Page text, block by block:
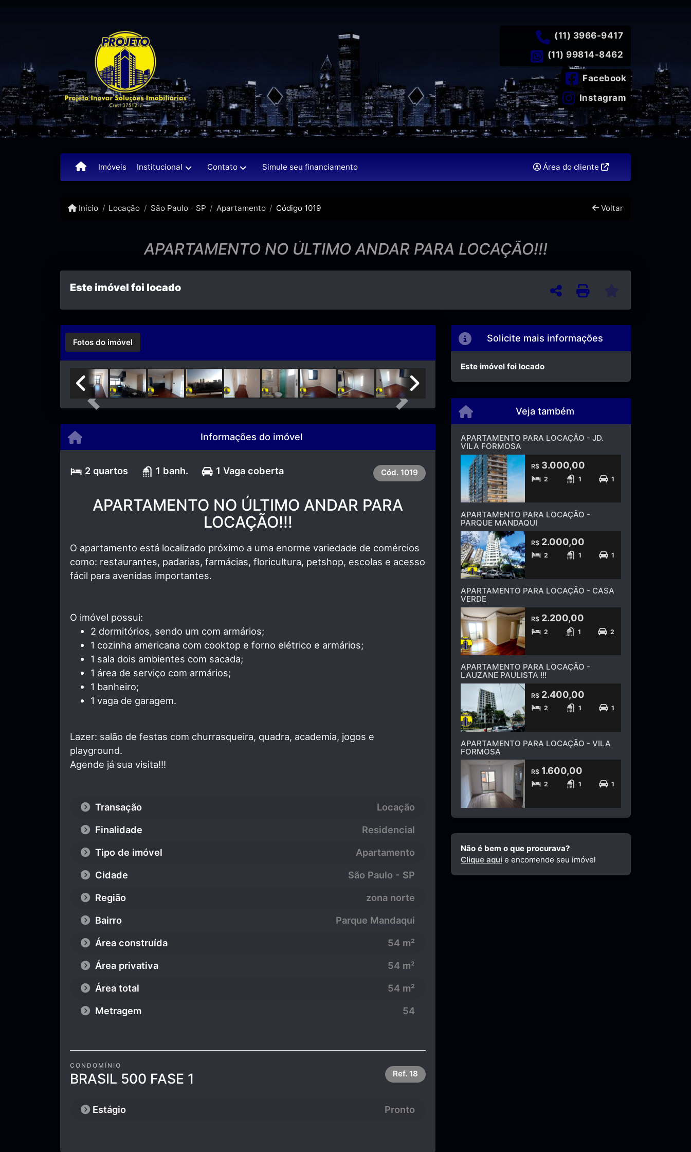
(11) 3966-9417
(11) 99814-8462
Facebook
Instagram
Imóveis Institucional Contato Simule seu financiamento Área do cliente
Início Locação São Paulo - SP Apartamento Código 1019 Voltar
APARTAMENTO NO ÚLTIMO ANDAR PARA LOCAÇÃO!!!
Este imóvel foi locado
Fotos do imóvel
Previous Next
Informações do imóvel
2 quartos 1 banh. 1 Vaga coberta Cód. 1019
APARTAMENTO NO ÚLTIMO ANDAR PARA
LOCAÇÃO!!!
O apartamento está localizado próximo a uma enorme variedade de comércios
como: restaurantes, padarias, farmácias, floricultura, petshop, escolas e acesso
fácil para avenidas importantes.
O imóvel possui:
2 dormitórios, sendo um com armários;
1 cozinha americana com cooktop e forno elétrico e armários;
1 sala dois ambientes com sacada;
1 área de serviço com armários;
1 banheiro;
1 vaga de garagem.
Lazer: salão de festas com churrasqueira, quadra, academia, jogos e
playground.
Agende já sua visita!!!
Transação
Locação
Finalidade
Residencial
Tipo de imóvel
Apartamento
Cidade
São Paulo - SP
Região
zona norte
Bairro
Parque Mandaqui
Área construída
54 m²
Área privativa
54 m²
Área total
54 m²
Metragem
54
CONDOMÍNIO
BRASIL 500 FASE 1 Ref. 18
Estágio Pronto
Solicite mais informações
Este imóvel foi locado
Veja também
APARTAMENTO PARA LOCAÇÃO - JD.
VILA FORMOSA
R$3.000,00
2 1 1
APARTAMENTO PARA LOCAÇÃO -
PARQUE MANDAQUI
R$2.000,00
2 1 1
APARTAMENTO PARA LOCAÇÃO - CASA
VERDE
R$2.200,00
2 1 2
APARTAMENTO PARA LOCAÇÃO -
LAUZANE PAULISTA !!!
R$2.400,00
2 1 1
APARTAMENTO PARA LOCAÇÃO - VILA
FORMOSA
R$1.600,00
2 1 1
Não é bem o que procurava?
Clique aqui e encomende seu imóvel